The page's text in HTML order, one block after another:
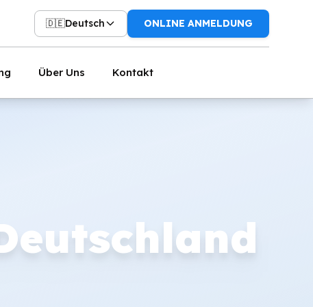
🇩🇪Deutsch ONLINE ANMELDUNG
Über Uns Kontakt